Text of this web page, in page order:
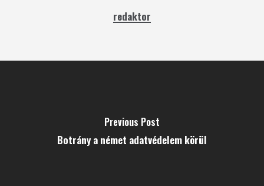
redaktor
Previous Post
Botrány a német adatvédelem körül